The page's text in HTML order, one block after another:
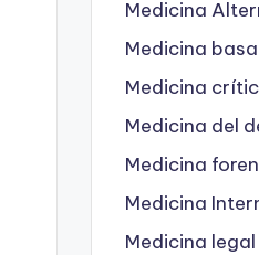
Medicina
Medicina
Medicina
Medicina del
Medicina
Medicina
Medicina legal